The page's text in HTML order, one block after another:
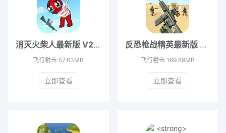
消灭火柴人最新版 V2.2.7
飞行射击 57.63MB
立即查看
反恐枪战精英最新版 V1.3
飞行射击 169.89MB
立即查看